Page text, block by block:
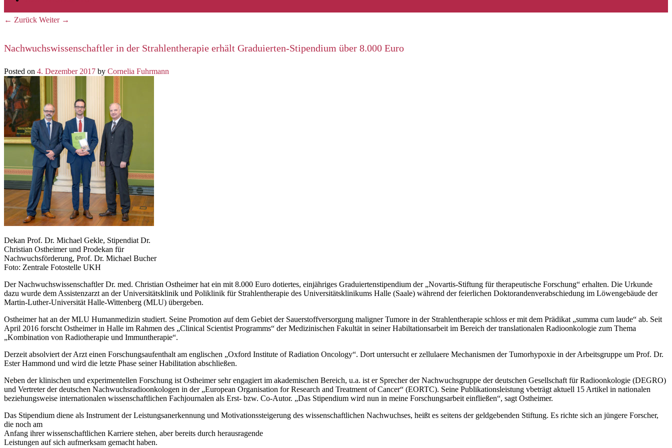
← Zurück Weiter →
Nachwuchswissenschaftler in der Strahlentherapie erhält Graduierten-Stipendium über 8.000 Euro
Posted on 4. Dezember 2017 by Cornelia Fuhrmann
Dekan Prof. Dr. Michael Gekle, Stipendiat Dr.
Christian Ostheimer und Prodekan für
Nachwuchsförderung, Prof. Dr. Michael Bucher
Foto: Zentrale Fotostelle UKH
Der Nachwuchswissenschaftler Dr. med. Christian Ostheimer hat ein mit 8.000 Euro dotiertes, einjähriges Graduiertenstipendium der „Novartis-Stiftung für therapeutische Forschung“ erhalten. Die Urkunde
dazu wurde dem Assistenzarzt an der Universitätsklinik und Poliklinik für Strahlentherapie des Universitätsklinikums Halle (Saale) während der feierlichen Doktorandenverabschiedung im Löwengebäude der
Martin-Luther-Universität Halle-Wittenberg (MLU) übergeben.
Ostheimer hat an der MLU Humanmedizin studiert. Seine Promotion auf dem Gebiet der Sauerstoffversorgung maligner Tumore in der Strahlentherapie schloss er mit dem Prädikat „summa cum laude“ ab. Seit
April 2016 forscht Ostheimer in Halle im Rahmen des „Clinical Scientist Programms“ der Medizinischen Fakultät in seiner Habiltationsarbeit im Bereich der translationalen Radioonkologie zum Thema
„Kombination von Radiotherapie und Immuntherapie“.
Derzeit absolviert der Arzt einen Forschungsaufenthalt am englischen „Oxford Institute of Radiation Oncology“. Dort untersucht er zellulaere Mechanismen der Tumorhypoxie in der Arbeitsgruppe um Prof. Dr.
Ester Hammond und wird die letzte Phase seiner Habilitation abschließen.
Neben der klinischen und experimentellen Forschung ist Ostheimer sehr engagiert im akademischen Bereich, u.a. ist er Sprecher der Nachwuchsgruppe der deutschen Gesellschaft für Radioonkologie (DEGRO)
und Vertreter der deutschen Nachwuchsradioonkologen in der „European Organisation for Research and Treatment of Cancer“ (EORTC). Seine Publikationsleistung vbeträgt aktuell 15 Artikel in nationalen
beziehungsweise internationalen wissenschaftlichen Fachjournalen als Erst- bzw. Co-Autor. „Das Stipendium wird nun in meine Forschungsarbeit einfließen“, sagt Ostheimer.
Das Stipendium diene als Instrument der Leistungsanerkennung und Motivationssteigerung des wissenschaftlichen Nachwuchses, heißt es seitens der geldgebenden Stiftung. Es richte sich an jüngere Forscher,
die noch am
Anfang ihrer wissenschaftlichen Karriere stehen, aber bereits durch herausragende
Leistungen auf sich aufmerksam gemacht haben.